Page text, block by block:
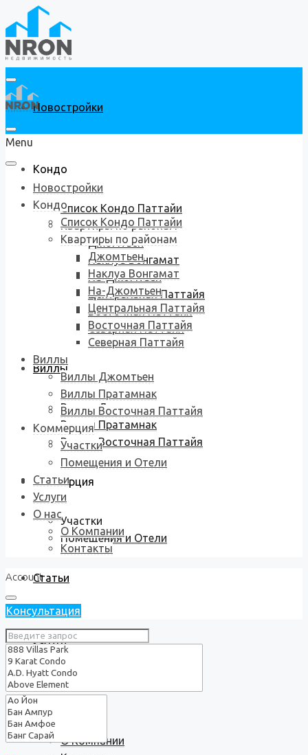
Новостройки
Кондо
Список Кондо Паттайи
Квартиры по районам
Джомтьен
Наклуа Вонгамат
На-Джомтьен
Центральная Паттайя
Восточная Паттайя
Северная Паттайя
Виллы
Виллы Джомтьен
Виллы Пратамнак
Виллы Восточная Паттайя
Коммерция
Участки
Помещения и Отели
Статьи
Услуги
О нас
О Компании
Menu
Новостройки
Кондо
Список Кондо Паттайи
Квартиры по районам
Джомтьен
Наклуа Вонгамат
На-Джомтьен
Центральная Паттайя
Восточная Паттайя
Северная Паттайя
Виллы
Виллы Джомтьен
Виллы Пратамнак
Виллы Восточная Паттайя
Коммерция
Участки
Помещения и Отели
Статьи
Услуги
О нас
О Компании
Контакты
Account
Консультация